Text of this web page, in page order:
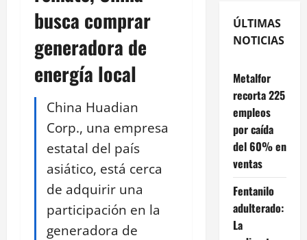
busca comprar
generadora de
energía local
China Huadian
Corp., una empresa
estatal del país
asiático, está cerca
de adquirir una
participación en la
generadora de
ÚLTIMAS
NOTICIAS
Metalfor
recorta 225
empleos
por caída
del 60% en
ventas
Fentanilo
adulterado:
La